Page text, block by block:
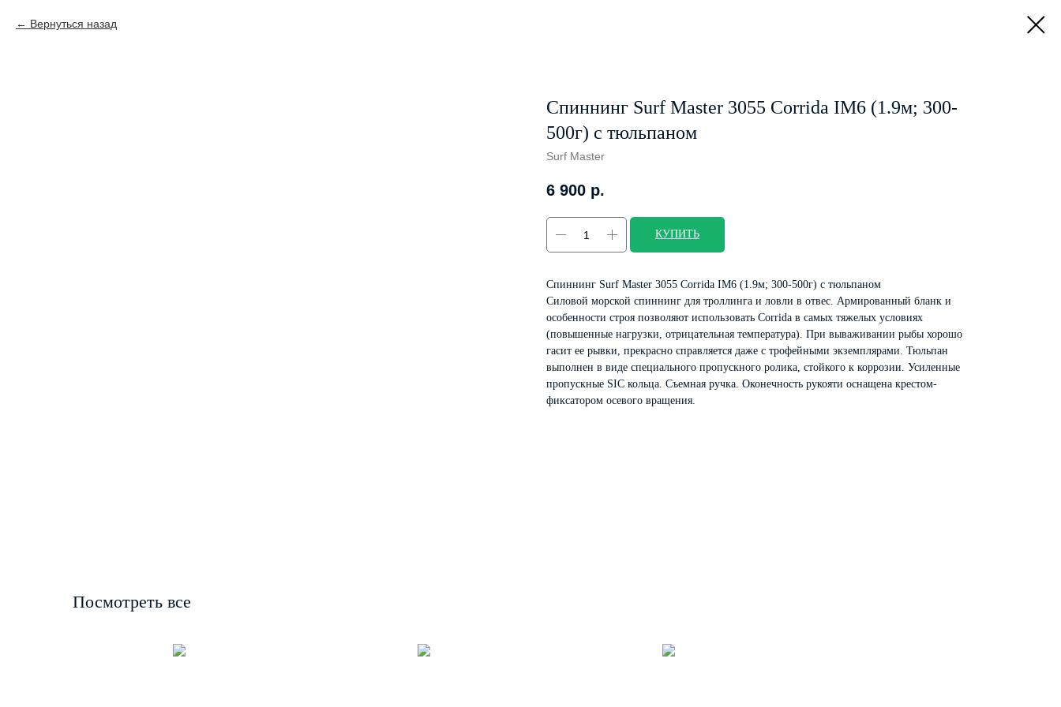
Вернуться назад
Спиннинг Surf Master 3055 Corrida IM6 (1.9м; 300-
500г) с тюльпаном
Surf Master
6 900 р.
КУПИТЬ
Спиннинг Surf Master 3055 Corrida IM6 (1.9м; 300-500г) с тюльпаном
Силовой морской спиннинг для троллинга и ловли в отвес. Армированный бланк и
особенности строя позволяют использовать Corrida в самых тяжелых условиях
(повышенные нагрузки, отрицательная температура). При вываживании рыбы хорошо
гасит ее рывки, прекрасно справляется даже с трофейными экземплярами. Тюльпан
выполнен в виде специального пропускного ролика, стойкого к коррозии. Усиленные
пропускные SIC кольца. Съемная ручка. Оконечность рукояти оснащена крестом-
фиксатором осевого вращения.
Посмотреть все